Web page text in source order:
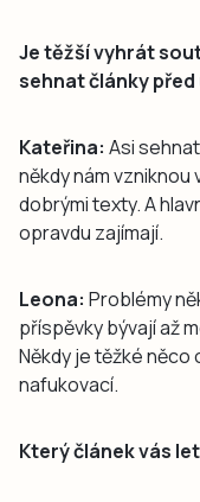
Je těžší vyhrát
sehnat články
Kateřina: Asi
někdy nám
dobrými texty. A
opravdu zajímají.
Leona: Problémy
příspěvky bývají až
Někdy je těžké
nafukovací.
Který článek vás